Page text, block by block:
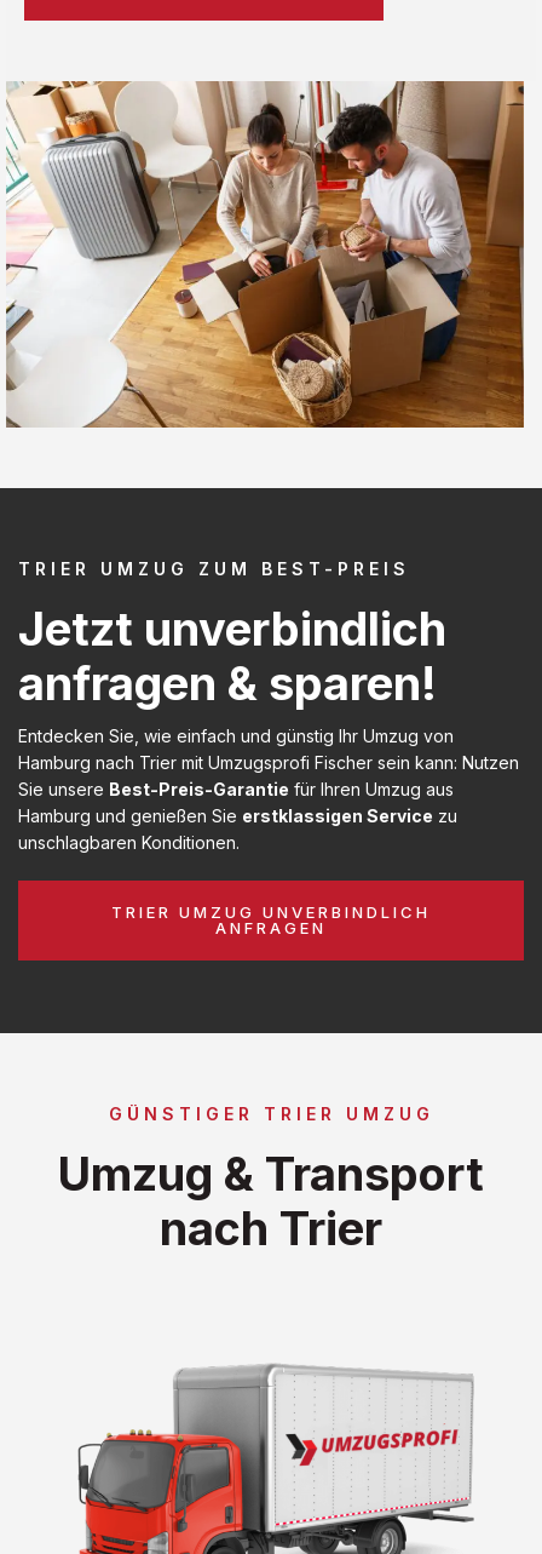
TRIER UMZUG ZUM BEST-PREIS
Jetzt unverbindlich
anfragen & sparen!
Entdecken Sie, wie einfach und günstig Ihr Umzug von
Hamburg nach Trier mit Umzugsprofi Fischer sein kann: Nutzen
Sie unsere Best-Preis-Garantie für Ihren Umzug aus
Hamburg und genießen Sie erstklassigen Service zu
unschlagbaren Konditionen.
TRIER UMZUG UNVERBINDLICH
ANFRAGEN
GÜNSTIGER TRIER UMZUG
Umzug & Transport
nach Trier